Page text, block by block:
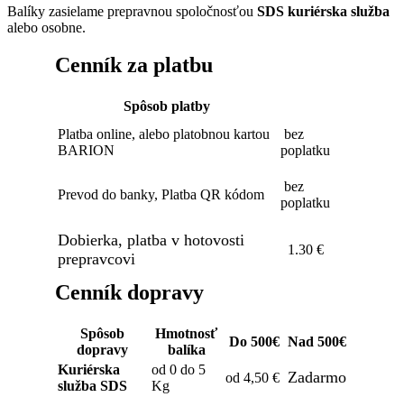
Balíky zasielame prepravnou spoločnosťou SDS kuriérska služba
alebo osobne.
Cenník za platbu
Spôsob platby
Platba online, alebo platobnou kartou
BARION
bez
poplatku
Prevod do banky, Platba QR kódom
bez
poplatku
Dobierka, platba v hotovosti
prepravcovi
1.30 €
Cenník dopravy
Spôsob
dopravy
Hmotnosť
balíka
Do 500€ Nad 500€
Kuriérska
služba SDS
od 0 do 5
Kg
od 4,50 € Zadarmo